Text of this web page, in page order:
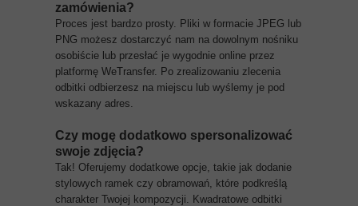
zamówienia?
Proces jest bardzo prosty. Pliki w formacie JPEG lub
PNG możesz dostarczyć nam na dowolnym nośniku
osobiście lub przesłać je wygodnie online przez
platformę WeTransfer. Po zrealizowaniu zlecenia
odbitki odbierzesz na miejscu lub wyślemy je pod
wskazany adres.
Czy mogę dodatkowo spersonalizować
swoje zdjęcia?
Tak! Oferujemy dodatkowe opcje, takie jak dodanie
stylowych ramek czy obramowań, które podkreślą
charakter Twojej kompozycji. Kwadratowe odbitki